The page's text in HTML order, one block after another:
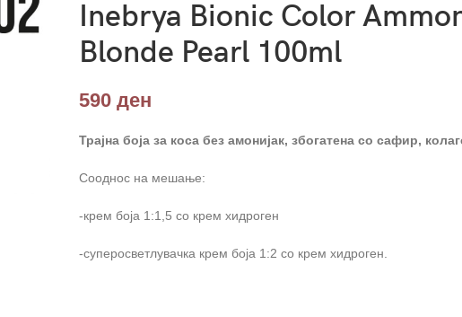
Inebrya Bionic Color
Blonde Pearl 100ml
590 ден
Трајна боја за коса без амонијак, збогатена со сафир,
Сооднос на мешање:
-крем боја 1:1,5 со крем хидроген
-суперосветлувачка крем боја 1:2 со крем хидроген.